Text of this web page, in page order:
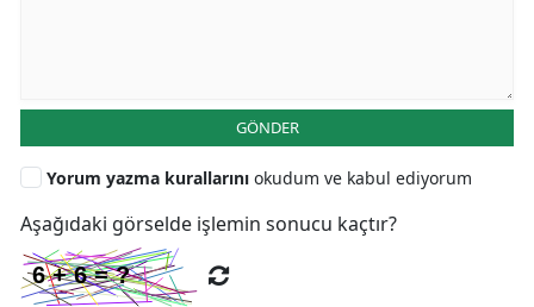
GÖNDER
Yorum yazma kurallarını okudum ve kabul ediyorum
Aşağıdaki görselde işlemin sonucu kaçtır?